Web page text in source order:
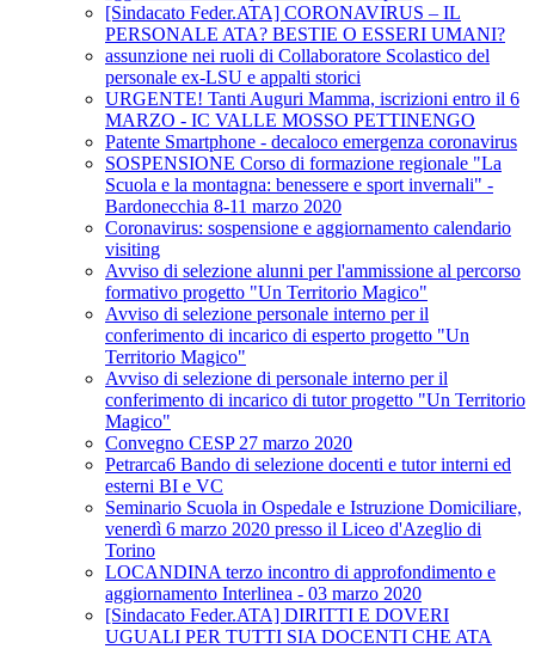
[Sindacato Feder.ATA] CORONAVIRUS – IL
PERSONALE ATA? BESTIE O ESSERI UMANI?
assunzione nei ruoli di Collaboratore Scolastico del
personale ex-LSU e appalti storici
URGENTE! Tanti Auguri Mamma, iscrizioni entro il 6
MARZO - IC VALLE MOSSO PETTINENGO
Patente Smartphone - decaloco emergenza coronavirus
SOSPENSIONE Corso di formazione regionale "La
Scuola e la montagna: benessere e sport invernali" -
Bardonecchia 8-11 marzo 2020
Coronavirus: sospensione e aggiornamento calendario
visiting
Avviso di selezione alunni per l'ammissione al percorso
formativo progetto "Un Territorio Magico"
Avviso di selezione personale interno per il
conferimento di incarico di esperto progetto "Un
Territorio Magico"
Avviso di selezione di personale interno per il
conferimento di incarico di tutor progetto "Un Territorio
Magico"
Convegno CESP 27 marzo 2020
Petrarca6 Bando di selezione docenti e tutor interni ed
esterni BI e VC
Seminario Scuola in Ospedale e Istruzione Domiciliare,
venerdì 6 marzo 2020 presso il Liceo d'Azeglio di
Torino
LOCANDINA terzo incontro di approfondimento e
aggiornamento Interlinea - 03 marzo 2020
[Sindacato Feder.ATA] DIRITTI E DOVERI
UGUALI PER TUTTI SIA DOCENTI CHE ATA